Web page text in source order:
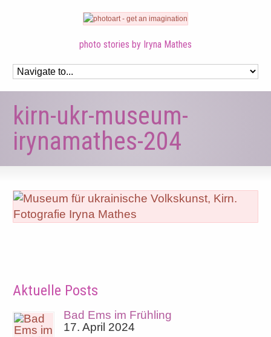
photo stories by Iryna Mathes
kirn-ukr-museum-
irynamathes-204
Aktuelle Posts
Bad Ems im Frühling
17. April 2024